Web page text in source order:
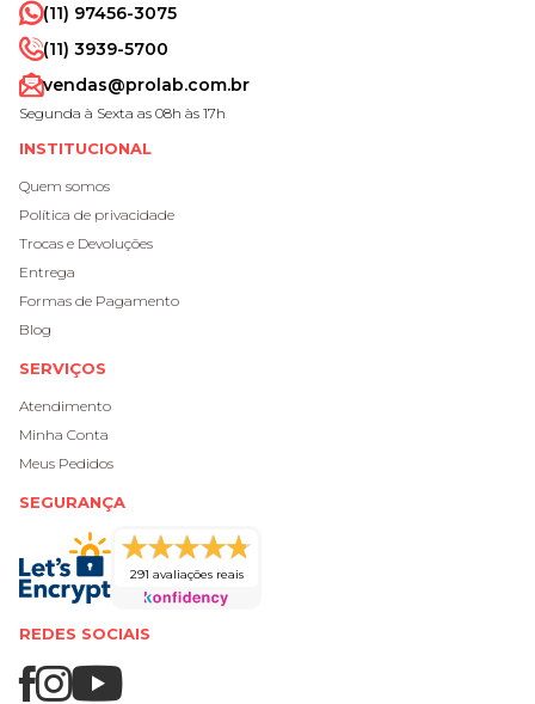
(11) 97456-3075
(11) 3939-5700
vendas@prolab.com.br
Segunda à Sexta as 08h às 17h
INSTITUCIONAL
Quem somos
Política de privacidade
Trocas e Devoluções
Entrega
Formas de Pagamento
Blog
SERVIÇOS
Atendimento
Minha Conta
Meus Pedidos
SEGURANÇA
291 avaliações reais
REDES SOCIAIS